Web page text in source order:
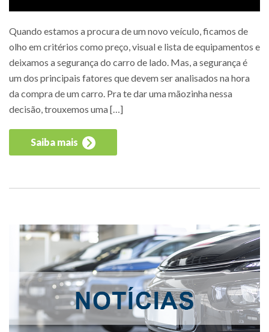
Quando estamos a procura de um novo veículo, ficamos de
olho em critérios como preço, visual e lista de equipamentos e
deixamos a segurança do carro de lado. Mas, a segurança é
um dos principais fatores que devem ser analisados na hora
da compra de um carro. Pra te dar uma mãozinha nessa
decisão, trouxemos uma […]
Saiba mais